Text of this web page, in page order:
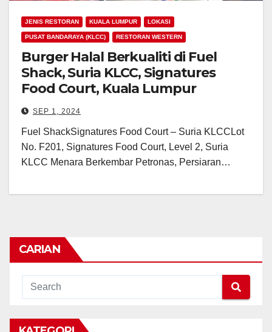
JENIS RESTORAN KUALA LUMPUR LOKASI
PUSAT BANDARAYA (KLCC) RESTORAN WESTERN
Burger Halal Berkualiti di Fuel
Shack, Suria KLCC, Signatures
Food Court, Kuala Lumpur
SEP 1, 2024
Fuel ShackSignatures Food Court – Suria KLCCLot
No. F201, Signatures Food Court, Level 2, Suria
KLCC Menara Berkembar Petronas, Persiaran…
CARIAN